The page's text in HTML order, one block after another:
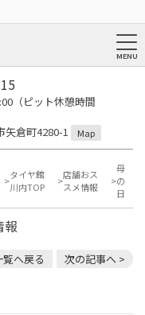
（ピット休憩時間
倉町4280-1
Map
タイヤ館
川内TOP
店舗おス
スメ情報
母
の
日
報
覧へ戻る 次の記事へ >